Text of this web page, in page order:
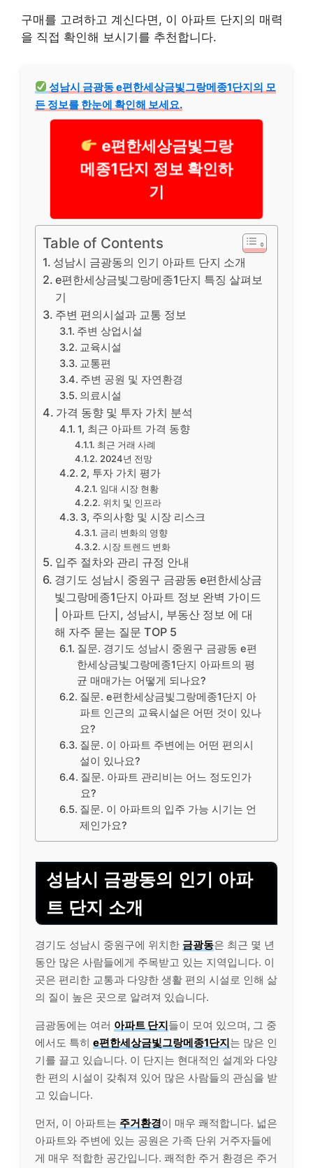
구매를 고려하고 계신다면, 이 아파트 단지의 매력
을 직접 확인해 보시기를 추천합니다.
성남시 금광동 e편한세상금빛그랑메종1단지의 모
든 정보를 한눈에 확인해 보세요.
e편한세상금빛그랑
메종1단지 정보 확인하
기
Table of Contents
성남시 금광동의 인기 아파트 단지 소개
e편한세상금빛그랑메종1단지 특징 살펴보
기
주변 편의시설과 교통 정보
주변 상업시설
교육시설
교통편
주변 공원 및 자연환경
의료시설
가격 동향 및 투자 가치 분석
1, 최근 아파트 가격 동향
최근 거래 사례
2024년 전망
2, 투자 가치 평가
임대 시장 현황
위치 및 인프라
3, 주의사항 및 시장 리스크
금리 변화의 영향
시장 트렌드 변화
입주 절차와 관리 규정 안내
경기도 성남시 중원구 금광동 e편한세상금
빛그랑메종1단지 아파트 정보 완벽 가이드
| 아파트 단지, 성남시, 부동산 정보 에 대
해 자주 묻는 질문 TOP 5
질문. 경기도 성남시 중원구 금광동 e편
한세상금빛그랑메종1단지 아파트의 평
균 매매가는 어떻게 되나요?
질문. e편한세상금빛그랑메종1단지 아
파트 인근의 교육시설은 어떤 것이 있나
요?
질문. 이 아파트 주변에는 어떤 편의시
설이 있나요?
질문. 아파트 관리비는 어느 정도인가
요?
질문. 이 아파트의 입주 가능 시기는 언
제인가요?
성남시 금광동의 인기 아파
트 단지 소개
경기도 성남시 중원구에 위치한 금광동은 최근 몇 년
동안 많은 사람들에게 주목받고 있는 지역입니다. 이
곳은 편리한 교통과 다양한 생활 편의 시설로 인해 삶
의 질이 높은 곳으로 알려져 있습니다.
금광동에는 여러 아파트 단지들이 모여 있으며, 그 중
에서도 특히 e편한세상금빛그랑메종1단지는 많은 인
기를 끌고 있습니다. 이 단지는 현대적인 설계와 다양
한 편의 시설이 갖춰져 있어 많은 사람들의 관심을 받
고 있습니다.
먼저, 이 아파트는 주거환경이 매우 쾌적합니다. 넓은
아파트와 주변에 있는 공원은 가족 단위 거주자들에
게 매우 적합한 공간입니다. 쾌적한 주거 환경은 주거